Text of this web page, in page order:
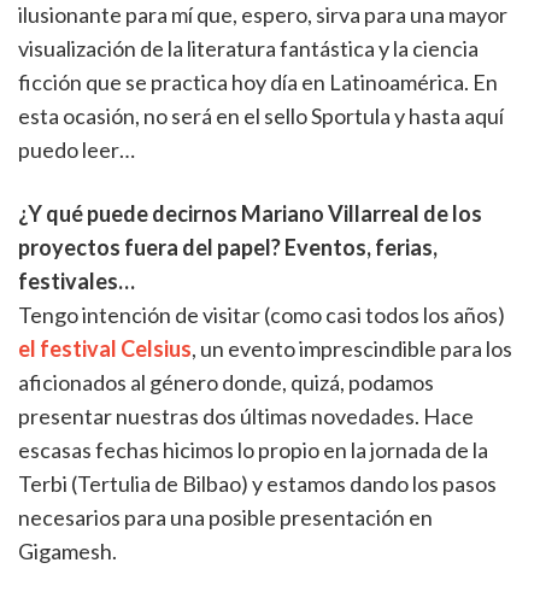
ilusionante para mí que, espero, sirva para una mayor
visualización de la literatura fantástica y la ciencia
ficción que se practica hoy día en Latinoamérica. En
esta ocasión, no será en el sello Sportula y hasta aquí
puedo leer…
¿Y qué puede decirnos Mariano Villarreal de los
proyectos fuera del papel? Eventos, ferias,
festivales…
Tengo intención de visitar (como casi todos los años)
el festival Celsius, un evento imprescindible para los
aficionados al género donde, quizá, podamos
presentar nuestras dos últimas novedades. Hace
escasas fechas hicimos lo propio en la jornada de la
Terbi (Tertulia de Bilbao) y estamos dando los pasos
necesarios para una posible presentación en
Gigamesh.